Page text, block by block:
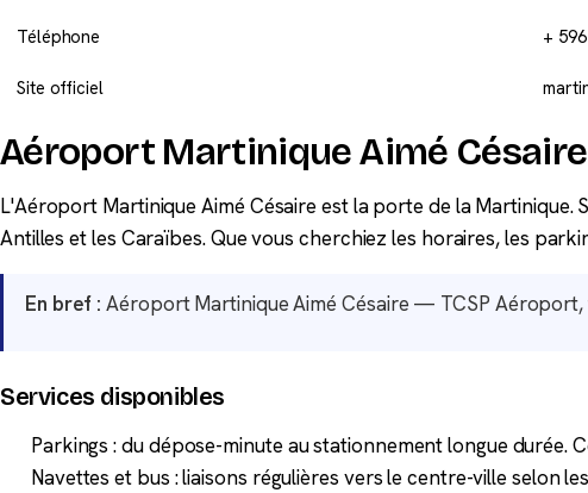
Téléphone +
Site officiel
Aéroport Martinique Aimé
L'Aéroport Martinique Aimé Césaire est la porte de la
Antilles et les Caraïbes. Que vous cherchiez les horaires, les
En bref : Aéroport Martinique Aimé Césaire — TCSP
Services disponibles
Parkings : du dépose-minute au stationnement longue durée.
Navettes et bus : liaisons régulières vers le centre-ville selon